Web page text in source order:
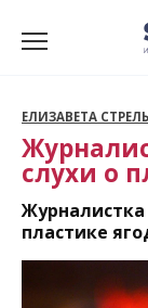
ЕЛИЗАВЕТА
слухи о
Журналистка
пластике